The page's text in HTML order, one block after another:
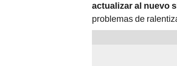
actualizar al nuevo
problemas de